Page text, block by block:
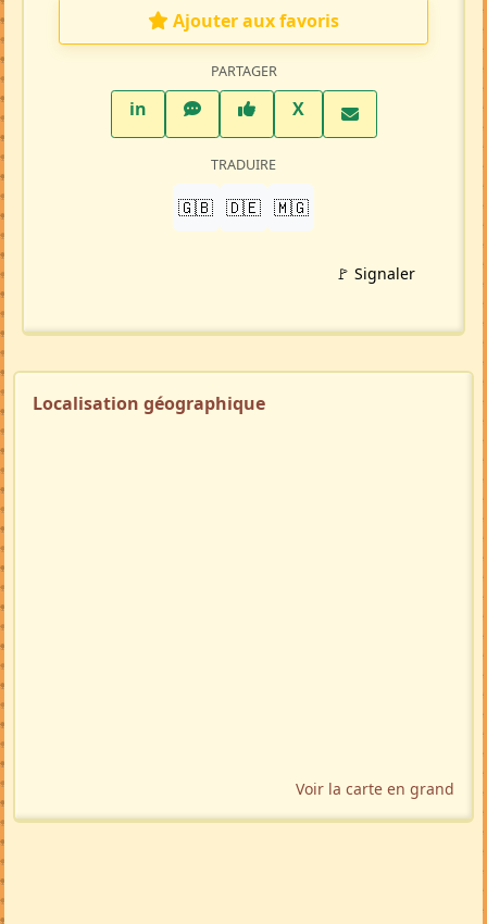
Ajouter aux favoris
PARTAGER
inLinkedInWhatsAppFacebook
XTwitter X
TRADUIRE
🇬🇧 🇩🇪 🇲🇬
🚩 Signaler
Localisation géographique
Voir la carte en grand